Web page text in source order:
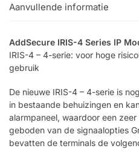
Aanvullende informatie
AddSecure IRIS-4 Series IP
IRIS-4 – 4-serie: voor hoge
gebruik
De nieuwe IRIS-4 – 4-serie is
in bestaande behuizingen en
alarmpaneel, waardoor een
geboden van de signaalopties
bevatten de terminals de